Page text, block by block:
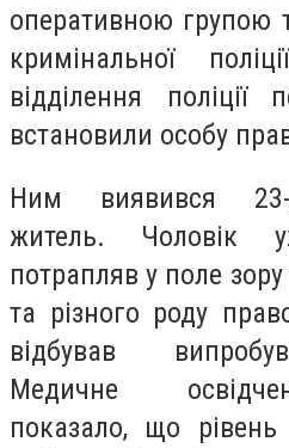
оперативною групою
кримінальної
відділення поліції
встановили особу
Ним виявився 23-
житель. Чоловік
потрапляв у поле зору
та різного роду
відбував
Медичне
показало, що